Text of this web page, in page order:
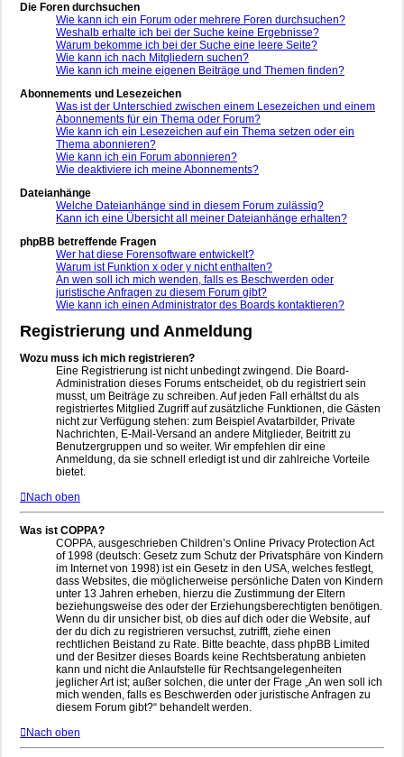
Die Foren durchsuchen
Wie kann ich ein Forum oder mehrere Foren durchsuchen?
Weshalb erhalte ich bei der Suche keine Ergebnisse?
Warum bekomme ich bei der Suche eine leere Seite?
Wie kann ich nach Mitgliedern suchen?
Wie kann ich meine eigenen Beiträge und Themen finden?
Abonnements und Lesezeichen
Was ist der Unterschied zwischen einem Lesezeichen und einem
Abonnements für ein Thema oder Forum?
Wie kann ich ein Lesezeichen auf ein Thema setzen oder ein
Thema abonnieren?
Wie kann ich ein Forum abonnieren?
Wie deaktiviere ich meine Abonnements?
Dateianhänge
Welche Dateianhänge sind in diesem Forum zulässig?
Kann ich eine Übersicht all meiner Dateianhänge erhalten?
phpBB betreffende Fragen
Wer hat diese Forensoftware entwickelt?
Warum ist Funktion x oder y nicht enthalten?
An wen soll ich mich wenden, falls es Beschwerden oder
juristische Anfragen zu diesem Forum gibt?
Wie kann ich einen Administrator des Boards kontaktieren?
Registrierung und Anmeldung
Wozu muss ich mich registrieren?
Eine Registrierung ist nicht unbedingt zwingend. Die Board-
Administration dieses Forums entscheidet, ob du registriert sein
musst, um Beiträge zu schreiben. Auf jeden Fall erhältst du als
registriertes Mitglied Zugriff auf zusätzliche Funktionen, die Gästen
nicht zur Verfügung stehen: zum Beispiel Avatarbilder, Private
Nachrichten, E-Mail-Versand an andere Mitglieder, Beitritt zu
Benutzergruppen und so weiter. Wir empfehlen dir eine
Anmeldung, da sie schnell erledigt ist und dir zahlreiche Vorteile
bietet.
Nach oben
Was ist COPPA?
COPPA, ausgeschrieben Children’s Online Privacy Protection Act
of 1998 (deutsch: Gesetz zum Schutz der Privatsphäre von Kindern
im Internet von 1998) ist ein Gesetz in den USA, welches festlegt,
dass Websites, die möglicherweise persönliche Daten von Kindern
unter 13 Jahren erheben, hierzu die Zustimmung der Eltern
beziehungsweise des oder der Erziehungsberechtigten benötigen.
Wenn du dir unsicher bist, ob dies auf dich oder die Website, auf
der du dich zu registrieren versuchst, zutrifft, ziehe einen
rechtlichen Beistand zu Rate. Bitte beachte, dass phpBB Limited
und der Besitzer dieses Boards keine Rechtsberatung anbieten
kann und nicht die Anlaufstelle für Rechtsangelegenheiten
jeglicher Art ist; außer solchen, die unter der Frage „An wen soll ich
mich wenden, falls es Beschwerden oder juristische Anfragen zu
diesem Forum gibt?“ behandelt werden.
Nach oben